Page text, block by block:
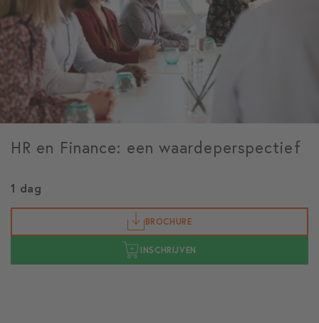
HR en Finance: een waardeperspectief
1 dag
BROCHURE
INSCHRIJVEN